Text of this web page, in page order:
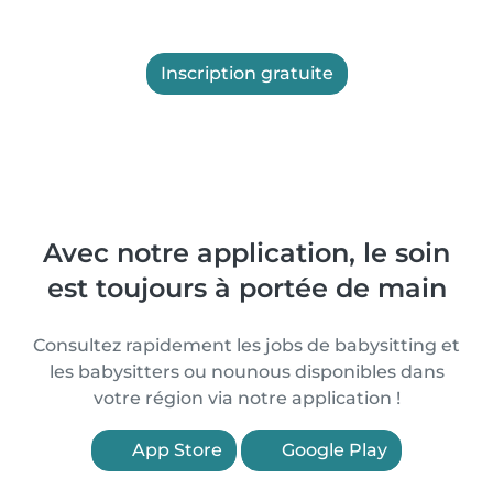
Inscription gratuite
Avec notre application, le soin
est toujours à portée de main
Consultez rapidement les jobs de babysitting et
les babysitters ou nounous disponibles dans
votre région via notre application !
App Store Google Play